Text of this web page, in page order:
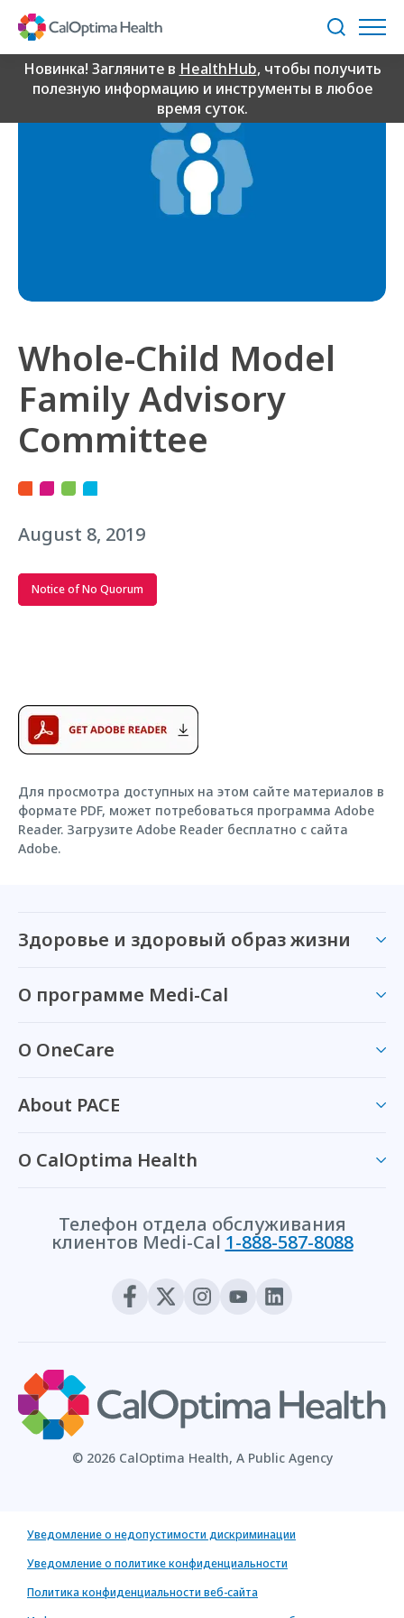
Content
Поиск
Новинка! Загляните в HealthHub, чтобы получить
полезную информацию и инструменты в любое
время суток.
Whole-Child Model
Family Advisory
Committee
August 8, 2019
Notice of No Quorum
Для просмотра доступных на этом сайте материалов в
формате PDF, может потребоваться программа Adobe
Reader. Загрузите Adobe Reader бесплатно с сайта
Adobe.
Здоровье и здоровый образ жизни
О программе Medi-Cal
О OneCare
About PACE
О CalOptima Health
Телефон отдела обслуживания
клиентов Medi-Cal 1-888-587-8088
© 2026 CalOptima Health, A Public Agency
Уведомление о недопустимости дискриминации
Уведомление о политике конфиденциальности
Политика конфиденциальности веб-сайта